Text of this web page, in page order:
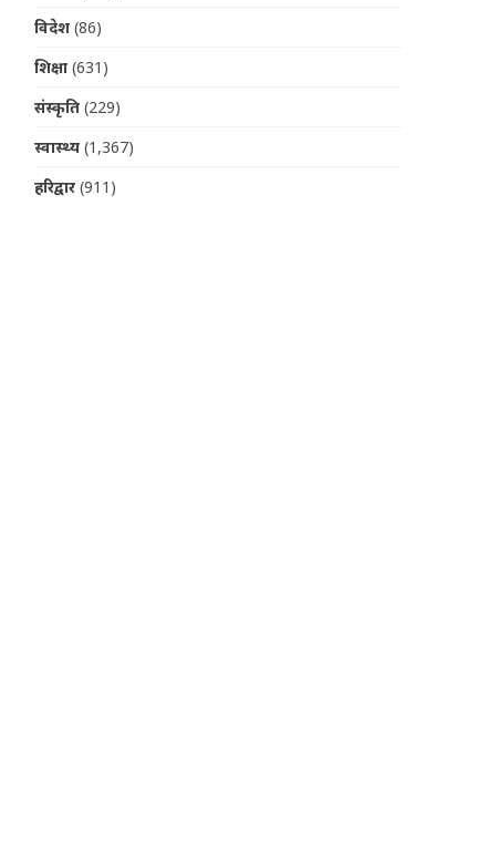
विदेश(86)
शिक्षा(631)
संस्कृति(229)
स्वास्थ्य(1,367)
हरिद्वार(911)